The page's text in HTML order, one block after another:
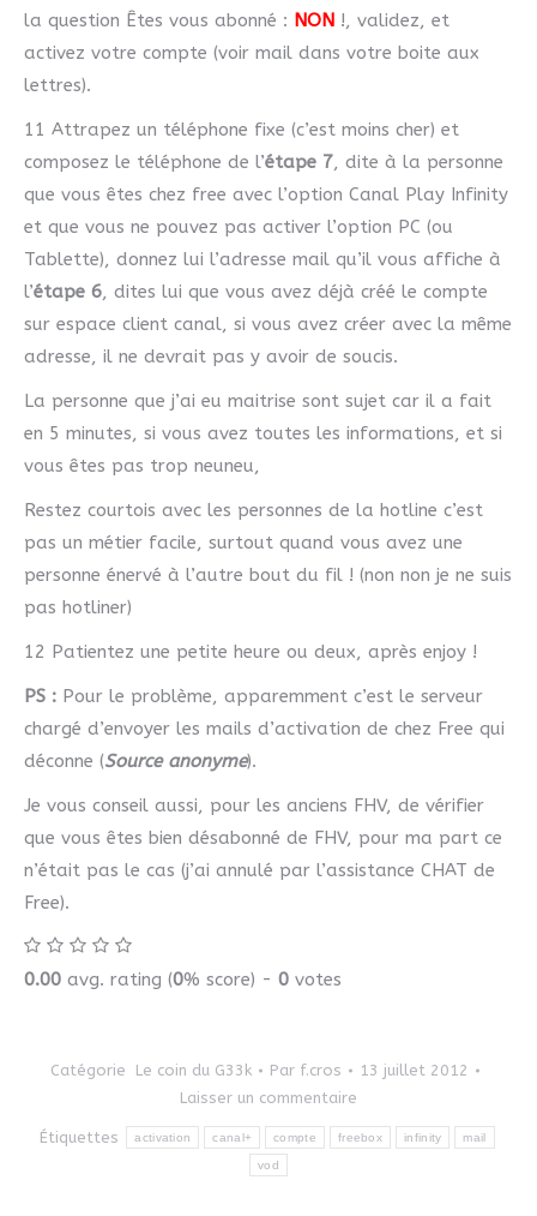
la question Êtes vous abonné : NON !, validez, et
activez votre compte (voir mail dans votre boite aux
lettres).
11 Attrapez un téléphone fixe (c’est moins cher) et
composez le téléphone de l’étape 7, dite à la personne
que vous êtes chez free avec l’option Canal Play Infinity
et que vous ne pouvez pas activer l’option PC (ou
Tablette), donnez lui l’adresse mail qu’il vous affiche à
l’étape 6, dites lui que vous avez déjà créé le compte
sur espace client canal, si vous avez créer avec la même
adresse, il ne devrait pas y avoir de soucis.
La personne que j’ai eu maitrise sont sujet car il a fait
en 5 minutes, si vous avez toutes les informations, et si
vous êtes pas trop neuneu,
Restez courtois avec les personnes de la hotline c’est
pas un métier facile, surtout quand vous avez une
personne énervé à l’autre bout du fil ! (non non je ne suis
pas hotliner)
12 Patientez une petite heure ou deux, après enjoy !
PS : Pour le problème, apparemment c’est le serveur
chargé d’envoyer les mails d’activation de chez Free qui
déconne (Source anonyme).
Je vous conseil aussi, pour les anciens FHV, de vérifier
que vous êtes bien désabonné de FHV, pour ma part ce
n’était pas le cas (j’ai annulé par l’assistance CHAT de
Free).
0.00 avg. rating (0% score) - 0 votes
Catégorie Le coin du G33k Par f.cros
13 juillet 2012
Laisser un commentaire
Étiquettes activation canal+ compte freebox infinity mail
vod